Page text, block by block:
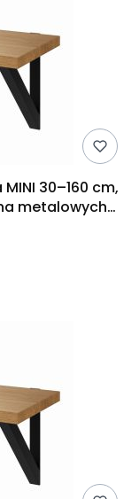
30–160 cm,
metalowych